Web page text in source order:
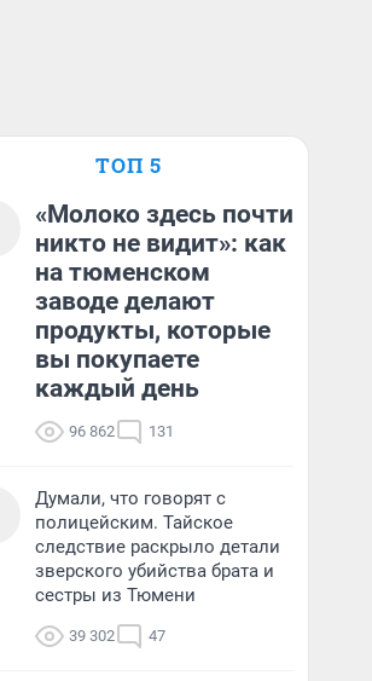
ТОП 5
«Молоко здесь почти
никто не видит»: как
на тюменском
заводе делают
продукты, которые
вы покупаете
каждый день
96 862 131
Думали, что говорят с
полицейским. Тайское
следствие раскрыло детали
зверского убийства брата и
сестры из Тюмени
39 302 47